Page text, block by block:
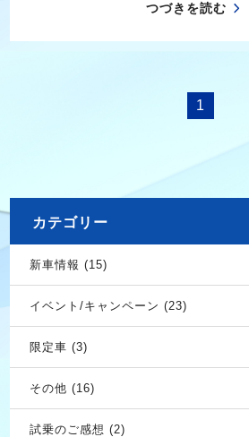
つづきを読む
1
カテゴリー
新車情報 (15)
イベント/キャンペーン (23)
限定車 (3)
その他 (16)
試乗のご感想 (2)